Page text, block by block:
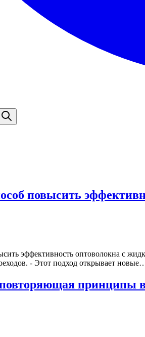
повысить
эффективность оптоволокна с
- Этот подход открывает
принципы